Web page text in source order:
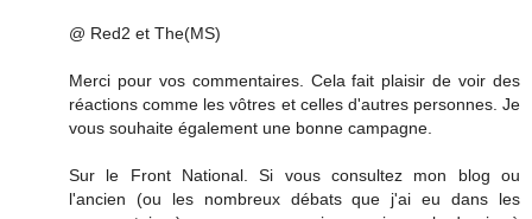
@ Red2 et The(MS)
Merci pour vos commentaires. Cela fait plaisir de voir des
réactions comme les vôtres et celles d'autres personnes. Je
vous souhaite également une bonne campagne.
Sur le Front National. Si vous consultez mon blog ou
l'ancien (ou les nombreux débats que j'ai eu dans les